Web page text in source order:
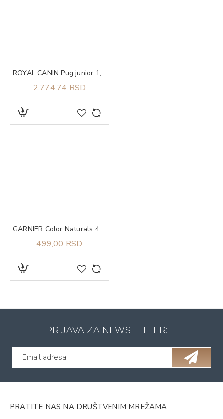
ROYAL CANIN Pug junior 1,5kg
2.774,74 RSD
GARNIER Color Naturals 4.3 boja za kosu
499,00 RSD
PRIJAVA ZA NEWSLETTER:
PRATITE NAS NA DRUŠTVENIM MREŽAMA